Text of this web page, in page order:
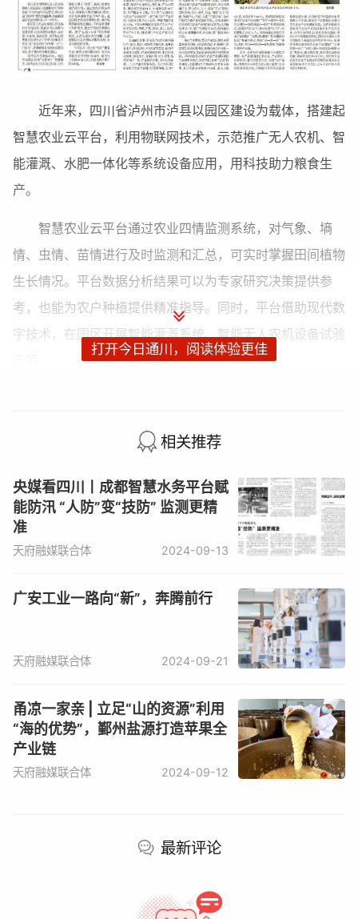
近年来，四川省泸州市泸县以园区建设为载体，搭建起
智慧农业云平台，利用物联网技术，示范推广无人农机、智
能灌溉、水肥一体化等系统设备应用，用科技助力粮食生
产。
智慧农业云平台通过农业四情监测系统，对气象、墒
情、虫情、苗情进行及时监测和汇总，可实时掌握田间植物
生长情况。平台数据分析结果可以为专家研究决策提供参
考，也能为农户种植提供精准指导。同时，平台借助现代数
字技术，在园区开展智能灌溉系统、智能无人农机设备试验
置好无人农机工作路线，机器就能在不同时间和阶段相互配
合，完成整地、起垄、移栽、植保、收割、装载等作业，再
搭配上智能灌溉系统，农场就可实现耕种防收全过程无人
化。
枪），喷枪运行时会360度匀速旋转喷水。喷出的水雾薄而
均匀，既可缓解田间旱情，又保护作物不受水压冲刷，在精
准控制时长的同时，又避免了水资源浪费。
“碳汇循环”的农业实践道路，通过创新探索“中稻+再生
稻”、稻（渔）虾综合种养等多种模式，有效提高了粮食单
产，实现稻田平均亩产超吨。而且综合种养模式减少了化
打开今日通川，阅读体验更佳
相关推荐
央媒看四川丨成都智慧水务平台赋
能防汛 “人防”变“技防” 监测更精
准
天府融媒联合体 2024-09-13
广安工业一路向“新”，奔腾前行
天府融媒联合体 2024-09-21
甬凉一家亲 | 立足“山的资源”利用
“海的优势”，鄞州盐源打造苹果全
产业链
天府融媒联合体 2024-09-12
最新评论